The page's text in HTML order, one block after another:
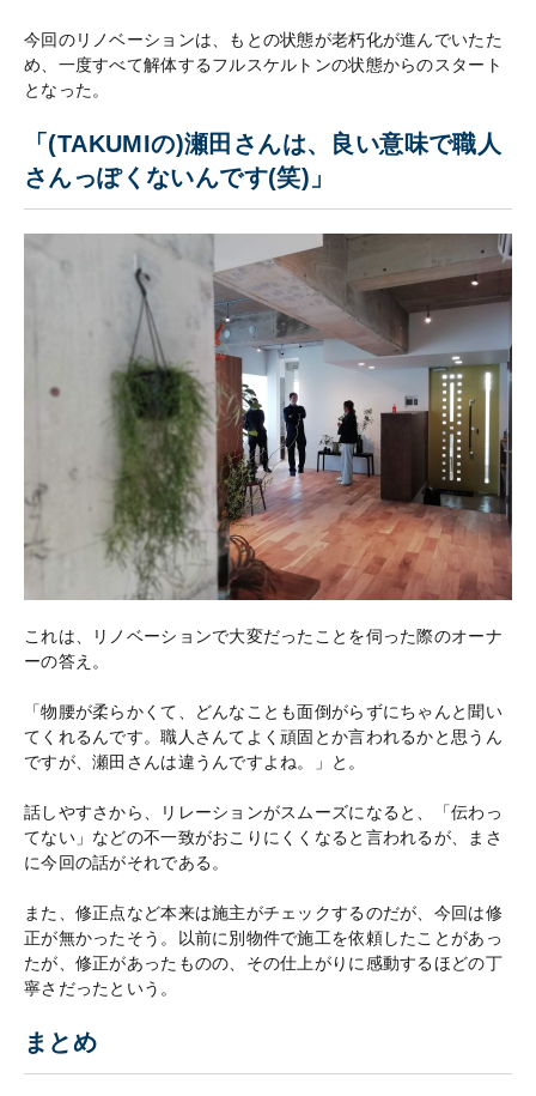
今回のリノベーションは、もとの状態が老朽化が進んでいたた
め、一度すべて解体するフルスケルトンの状態からのスタート
となった。
「(TAKUMIの)瀬田さんは、良い意味で職人
さんっぽくないんです(笑)」
これは、リノベーションで大変だったことを伺った際のオーナ
ーの答え。
「物腰が柔らかくて、どんなことも面倒がらずにちゃんと聞い
てくれるんです。職人さんてよく頑固とか言われるかと思うん
ですが、瀬田さんは違うんですよね。」と。
話しやすさから、リレーションがスムーズになると、「伝わっ
てない」などの不一致がおこりにくくなると言われるが、まさ
に今回の話がそれである。
また、修正点など本来は施主がチェックするのだが、今回は修
正が無かったそう。以前に別物件で施工を依頼したことがあっ
たが、修正があったものの、その仕上がりに感動するほどの丁
寧さだったという。
まとめ